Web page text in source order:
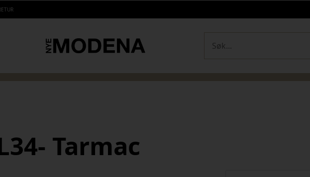
Tarmac